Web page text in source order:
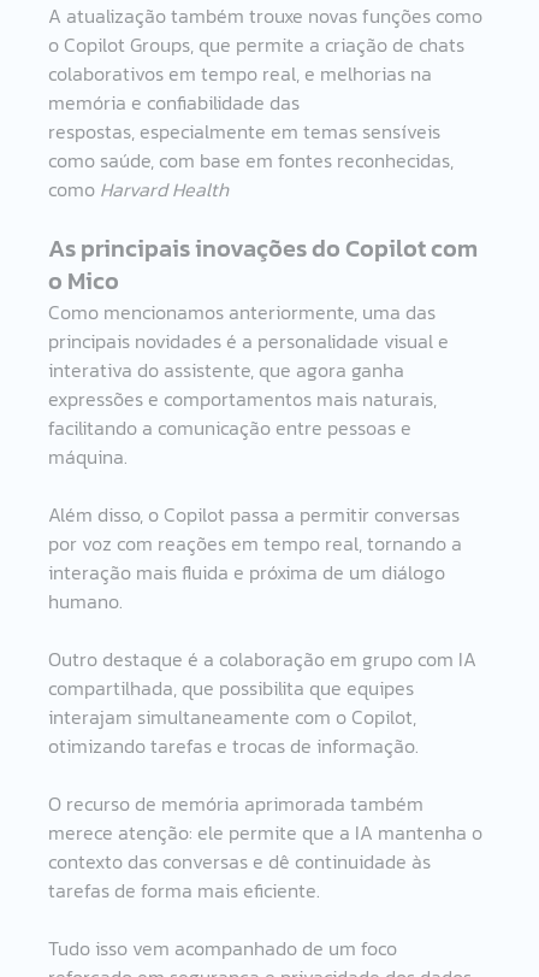
A atualização também trouxe novas funções como
o Copilot Groups, que permite a criação de chats
colaborativos em tempo real, e melhorias na
memória e confiabilidade das
respostas, especialmente em temas sensíveis
como saúde, com base em fontes reconhecidas,
como Harvard Health
As principais inovações do Copilot com
o Mico
Como mencionamos anteriormente, uma das
principais novidades é a personalidade visual e
interativa do assistente, que agora ganha
expressões e comportamentos mais naturais,
facilitando a comunicação entre pessoas e
máquina.
Além disso, o Copilot passa a permitir conversas
por voz com reações em tempo real, tornando a
interação mais fluida e próxima de um diálogo
humano.
Outro destaque é a colaboração em grupo com IA
compartilhada, que possibilita que equipes
interajam simultaneamente com o Copilot,
otimizando tarefas e trocas de informação.
O recurso de memória aprimorada também
merece atenção: ele permite que a IA mantenha o
contexto das conversas e dê continuidade às
tarefas de forma mais eficiente.
Tudo isso vem acompanhado de um foco